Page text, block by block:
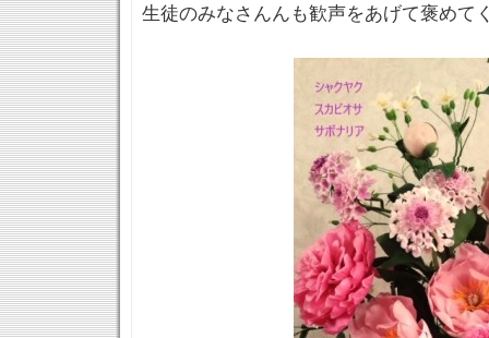
生徒のみなさんんも歓声をあげて褒めて